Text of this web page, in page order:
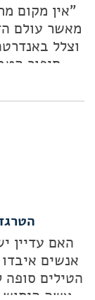
"אין מקום
מאשר עולם
סיפור
שמסופר
האם עדיין
אנשים
הטילים
עשה היתוש